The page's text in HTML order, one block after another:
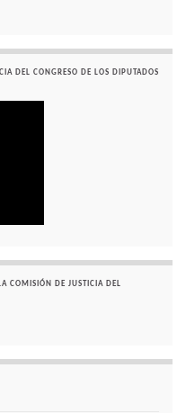
DEL CONGRESO DE LOS DIPUTADOS
COMISIÓN DE JUSTICIA DEL